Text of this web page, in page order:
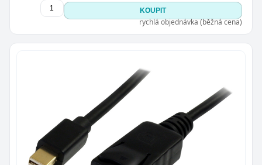
KOUPIT
rychlá objednávka (běžná cena)